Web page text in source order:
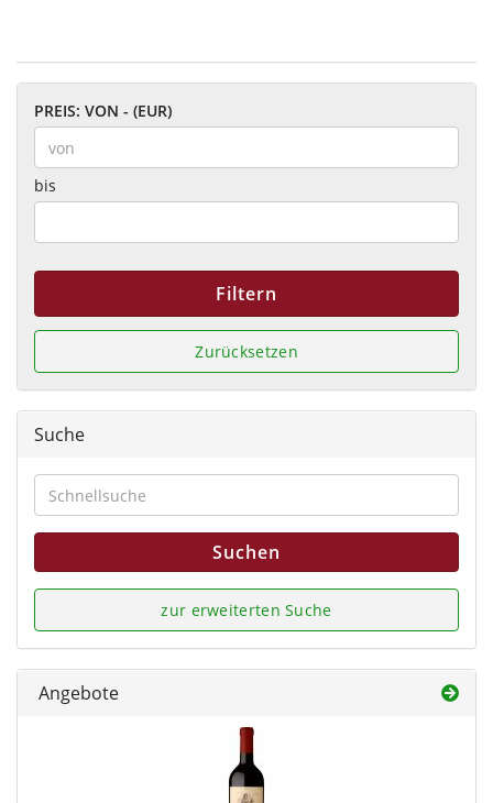
PREIS: VON - (EUR)
bis
Filtern
Zurücksetzen
Suche
Suchen
zur erweiterten Suche
Angebote